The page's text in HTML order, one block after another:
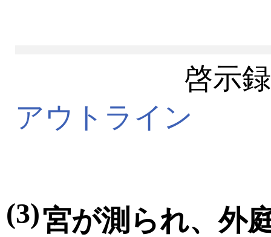
啓示
アウトライン
(3)宮が測られ、外